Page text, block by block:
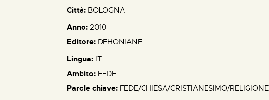
Città: BOLOGNA
Anno: 2010
Editore: DEHONIANE
Lingua: IT
Ambito: FEDE
Parole chiave: FEDE/CHIESA/CRISTIANESIMO/RELIGIONE